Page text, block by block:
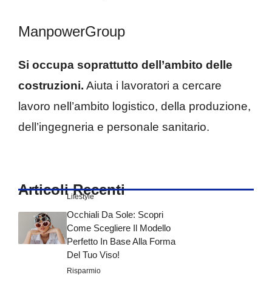
ManpowerGroup
Si occupa soprattutto dell’ambito delle
costruzioni. Aiuta i lavoratori a cercare
lavoro nell’ambito logistico, della produzione,
dell’ingegneria e personale sanitario.
Articoli Recenti
Lifestyle
Occhiali Da Sole: Scopri
Come Scegliere Il Modello
Perfetto In Base Alla Forma
Del Tuo Viso!
Risparmio